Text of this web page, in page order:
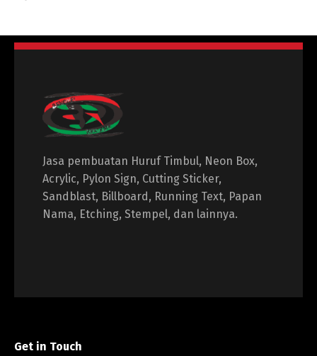
Jasa pembuatan Huruf Timbul, Neon Box,
Acrylic, Pylon Sign, Cutting Sticker,
Sandblast, Billboard, Running Text, Papan
Nama, Etching, Stempel, dan lainnya.
Get in Touch